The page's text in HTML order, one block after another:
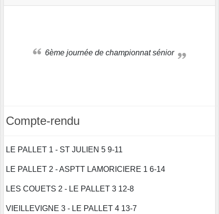
6ème journée de championnat sénior
Compte-rendu
LE PALLET 1 - ST JULIEN 5 9-11
LE PALLET 2 - ASPTT LAMORICIERE 1 6-14
LES COUETS 2 - LE PALLET 3 12-8
VIEILLEVIGNE 3 - LE PALLET 4 13-7